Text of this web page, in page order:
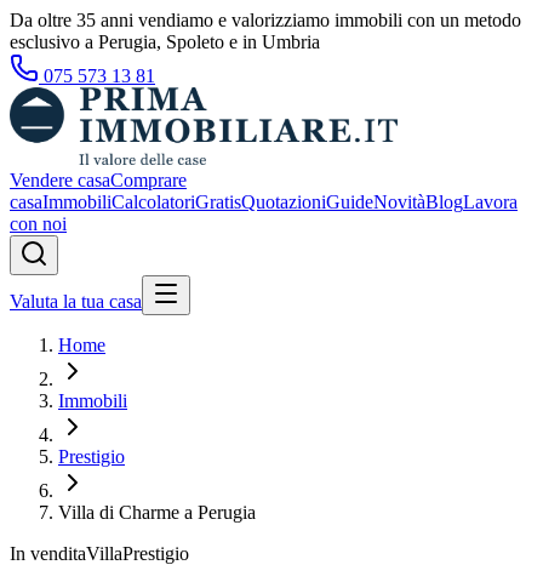
Da oltre 35 anni vendiamo e valorizziamo immobili con un metodo
esclusivo a Perugia, Spoleto e in Umbria
075 573 13 81
Vendere casaComprare
casaImmobiliCalcolatoriGratisQuotazioniGuideNovitàBlogLavora
con noi
Valuta la tua casa
Home
Immobili
Prestigio
Villa di Charme a Perugia
In venditaVillaPrestigio